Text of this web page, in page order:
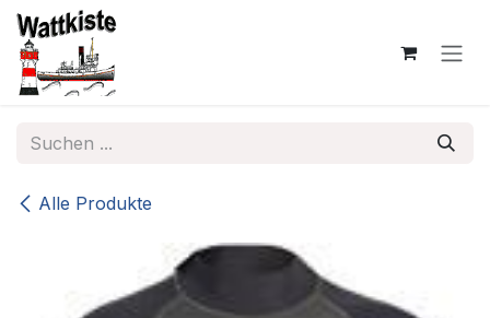
Zum Inhalt springen
Alle Produkte